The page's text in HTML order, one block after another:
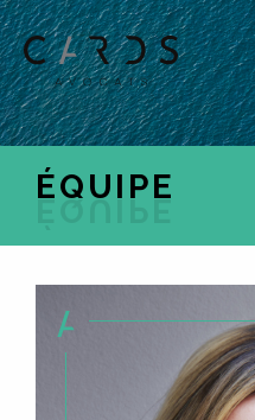
FR EN
ÉQUIPE